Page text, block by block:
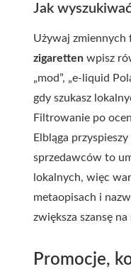
Jak
Używaj
zigaretten wpisz
„mod”, „e-liquid
gdy szukasz
Filtrowanie po
Elbląga
sprzedawców to
lokalnych, więc
metaopisach i
zwiększa szansę
Promocje,